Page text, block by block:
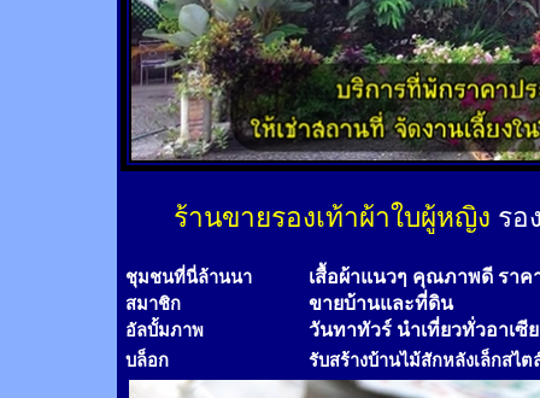
ร้านขายรองเท้าผ้าใบผู้หญิง รอ
ชุมชนที่นี่ล้านนา เสื้อผ้าแนวๆ คุณภาพดี ราค
สมาชิก ขายบ้านและที่ดิน
อัลบั้มภาพ วันทาทัวร์ นำเที่ยวทั่วอาเซี
บล็อก รับสร้างบ้านไม้สักหลังเล็กสไต